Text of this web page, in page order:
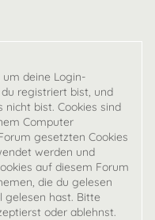
deine Login-
registriert bist, und
nicht bist. Cookies sind
Computer
gesetzten Cookies
werden und
auf diesem Forum
die du gelesen
gelesen hast. Bitte
oder ablehnst.